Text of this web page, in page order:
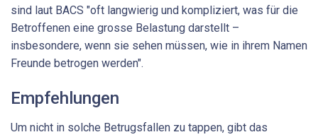
sind laut BACS "oft langwierig und kompliziert, was für die
Betroffenen eine grosse Belastung darstellt –
insbesondere, wenn sie sehen müssen, wie in ihrem Namen
Freunde betrogen werden".
Empfehlungen
Um nicht in solche Betrugsfallen zu tappen, gibt das